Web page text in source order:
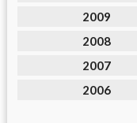
2009
2008
2007
2006